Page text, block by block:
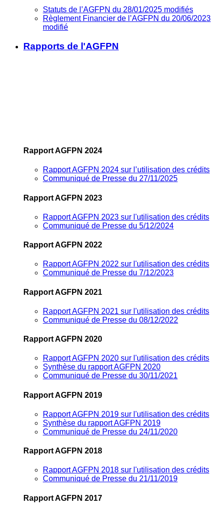
Statuts de l’AGFPN du 28/01/2025 modifiés
Règlement Financier de l’AGFPN du 20/06/2023
modifié
Rapports de l'AGFPN
Rapport AGFPN 2024
Rapport AGFPN 2024 sur l’utilisation des crédits
Communiqué de Presse du 27/11/2025
Rapport AGFPN 2023
Rapport AGFPN 2023 sur l'utilisation des crédits
Communiqué de Presse du 5/12/2024
Rapport AGFPN 2022
Rapport AGFPN 2022 sur l'utilisation des crédits
Communiqué de Presse du 7/12/2023
Rapport AGFPN 2021
Rapport AGFPN 2021 sur l'utilisation des crédits
Communiqué de Presse du 08/12/2022
Rapport AGFPN 2020
Rapport AGFPN 2020 sur l'utilisation des crédits
Synthèse du rapport AGFPN 2020
Communiqué de Presse du 30/11/2021
Rapport AGFPN 2019
Rapport AGFPN 2019 sur l'utilisation des crédits
Synthèse du rapport AGFPN 2019
Communiqué de Presse du 24/11/2020
Rapport AGFPN 2018
Rapport AGFPN 2018 sur l'utilisation des crédits
Communiqué de Presse du 21/11/2019
Rapport AGFPN 2017